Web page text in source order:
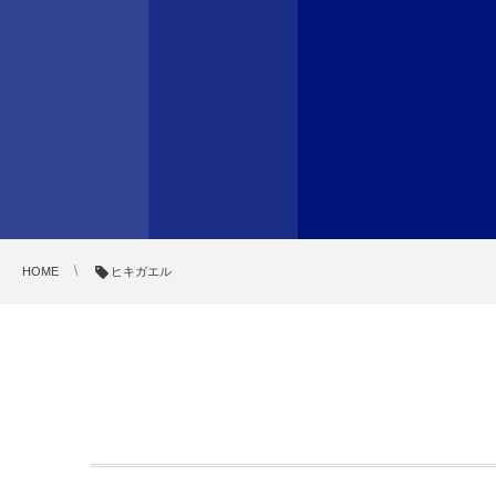
HOME ヒキガエル